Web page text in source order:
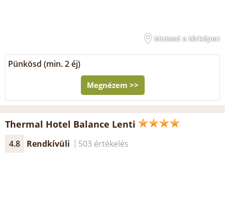
Mutasd a térképen
Pünkösd (min. 2 éj)
Megnézem >>
Thermal Hotel Balance Lenti
4.8 Rendkívüli 503 értékelés